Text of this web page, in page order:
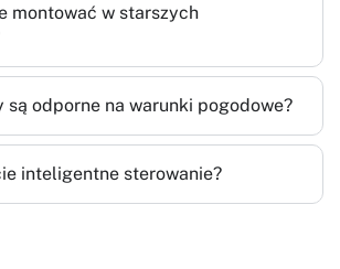
montować w starszych
są odporne na warunki pogodowe?
inteligentne sterowanie?